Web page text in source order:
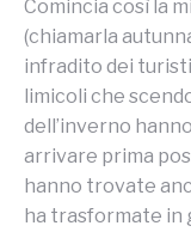
Comincia così la
(chiamarla
infradito dei
limicoli che
dell’inverno
arrivare prima
hanno trovate
ha trasformate in